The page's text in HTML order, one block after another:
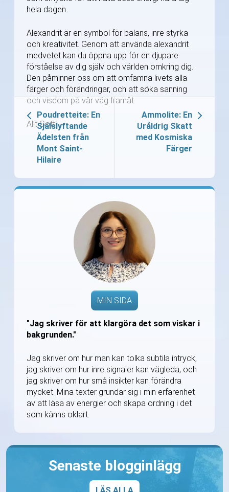
hela dagen.
Alexandrit är en symbol för balans, inre styrka
och kreativitet. Genom att använda alexandrit
medvetet kan du öppna upp för en djupare
förståelse av dig själv och världen omkring dig.
Den påminner oss om att omfamna livets alla
färger och förändringar, och att söka sanning
och visdom på vår väg framåt.
Allt Gott!
Poudretteite: En
Själslyftande
Ädelsten från
Mont Saint-
Hilaire
Ammolite: En
Uråldrig Skatt
med Kosmiska
Färger
MIN SIDA
"Jag skriver för att klargöra det som viskar i
bakgrunden."
Jag skriver om hur man kan tolka subtila intryck,
jag skriver om hur inre signaler kan vägleda, och
jag skriver om hur små insikter kan förändra
mycket. Mina texter grundar sig i min erfarenhet
av att läsa av energier och skapa ordning i det
som känns oklart.
Senaste blogginlägg